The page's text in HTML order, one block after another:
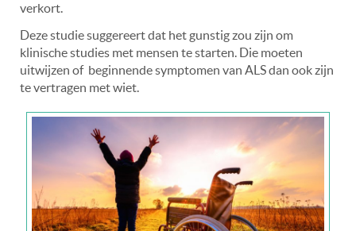
verkort.
Deze studie suggereert dat het gunstig zou zijn om
klinische studies met mensen te starten. Die moeten
uitwijzen of beginnende symptomen van ALS dan ook zijn
te vertragen met wiet.